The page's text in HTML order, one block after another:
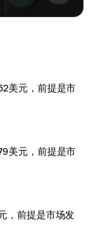
美元，前提是市
美元，前提是市
，前提是市场发